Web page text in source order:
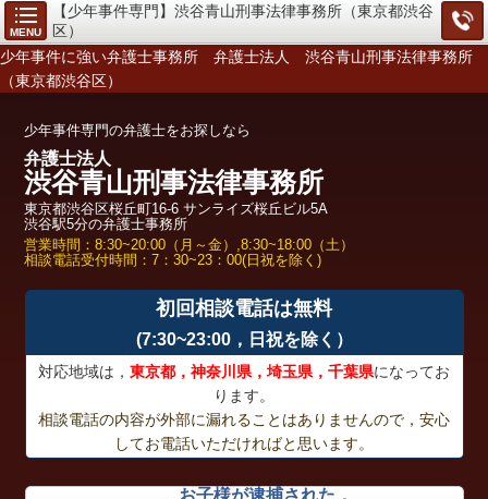
MENU
【少年事件専門】渋谷青山刑事法律事務所（東京都渋谷
区）
少年事件に強い弁護士事務所 弁護士法人 渋谷青山刑事法律事務所
（東京都渋谷区）
少年事件専門の弁護士をお探しなら
弁護士法人
渋谷青山刑事法律事務所
東京都渋谷区桜丘町16-6 サンライズ桜丘ビル5A
渋谷駅5分の弁護士事務所
営業時間：8:30~20:00（月～金）,8:30~18:00（土）
相談電話受付時間：7：30~23：00(日祝を除く)
初回相談電話は無料
(7:30~23:00，日祝を除く）
対応地域は， 東京都，神奈川県，埼玉県，千葉県になってお
ります。
相談電話の内容が外部に漏れることはありませんので，安心
してお電話いただければと思います。
お子様が逮捕された，